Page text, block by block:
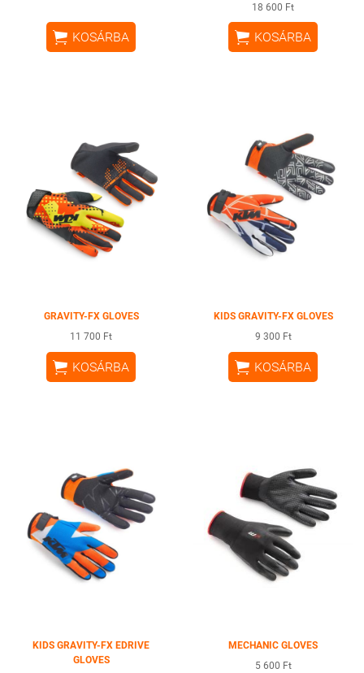
 KOSÁRBA
18 600 Ft
 KOSÁRBA
GRAVITY-FX GLOVES
11 700 Ft
 KOSÁRBA
KIDS GRAVITY-FX GLOVES
9 300 Ft
 KOSÁRBA
KIDS GRAVITY-FX EDRIVE
GLOVES
MECHANIC GLOVES
5 600 Ft